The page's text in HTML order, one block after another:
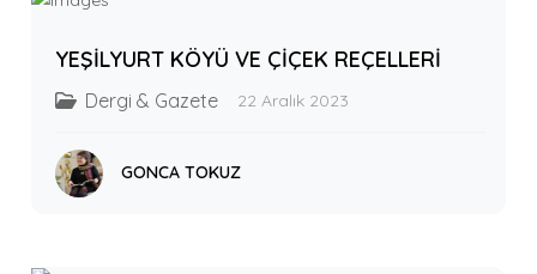
YEŞİLYURT KÖYÜ VE ÇİÇEK REÇELLERİ
Dergi & Gazete 22 Aralık 2023
GONCA TOKUZ